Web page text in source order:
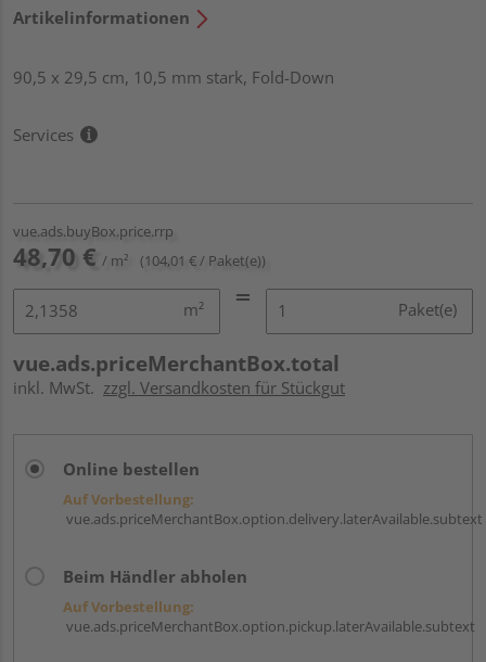
Artikelinformationen
90,5 x 29,5 cm, 10,5 mm stark, Fold-Down
Services
vue.ads.buyBox.price.rrp
48,70 € / m² (104,01 € / Paket(e))
m² Paket(e)
vue.ads.priceMerchantBox.total
inkl. MwSt. zzgl. Versandkosten für Stückgut
Online bestellen
Auf Vorbestellung:
vue.ads.priceMerchantBox.option.delivery.laterAvailable.subtext
Beim Händler abholen
Auf Vorbestellung:
vue.ads.priceMerchantBox.option.pickup.laterAvailable.subtext